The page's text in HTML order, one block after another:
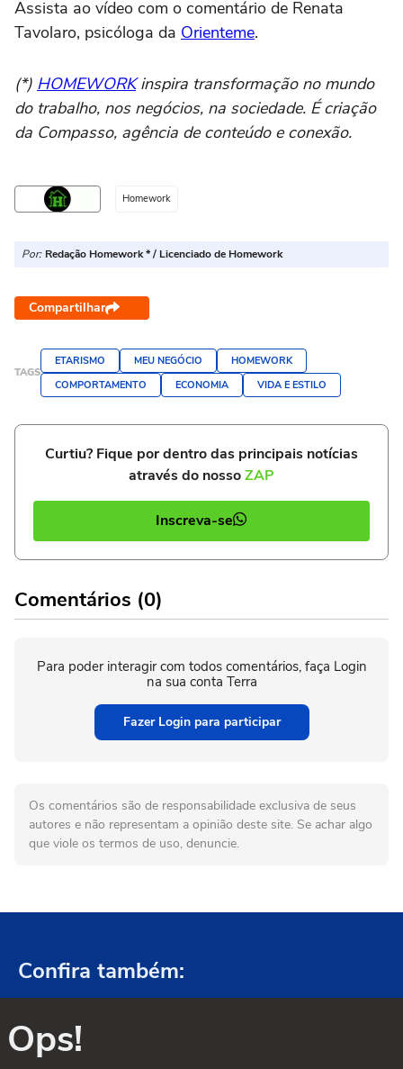
Assista ao vídeo com o comentário de Renata
Tavolaro, psicóloga da Orienteme.
(*) HOMEWORKinspira transformação no mundo
do trabalho, nos negócios, na sociedade. É criação
da Compasso, agência de conteúdo e conexão.
Homework
Por: Redação Homework * / Licenciado de Homework
Compartilhar
TAGS
ETARISMO MEU NEGÓCIO
HOMEWORK
COMPORTAMENTO
ECONOMIA VIDA E ESTILO
Curtiu? Fique por dentro das principais notícias
através do nossoZAP
Inscreva-se
Comentários (0)
Para poder interagir com todos comentários, faça Login
na sua conta Terra
Fazer Login para participar
Os comentários são de responsabilidade exclusiva de seus
autores e não representam a opinião deste site. Se achar algo
que viole os termos de uso, denuncie.
Confira também:
Ops!